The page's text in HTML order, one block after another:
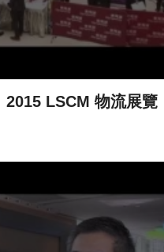
2015 LSCM 物流展覽